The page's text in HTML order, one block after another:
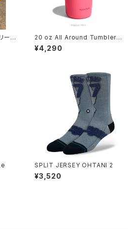
ー
20 oz All Around Tumbler
Popstar Pink
¥4,290
SPLIT JERSEY OHTANI 2
¥3,520